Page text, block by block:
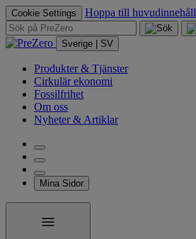
Cookie Settings Hoppa till huvudinnehåll
Sverige | SV
Produkter & Tjänster
Cirkulär ekonomi
Fossilfrihet
Om oss
Nyheter & Artiklar
Mina Sidor